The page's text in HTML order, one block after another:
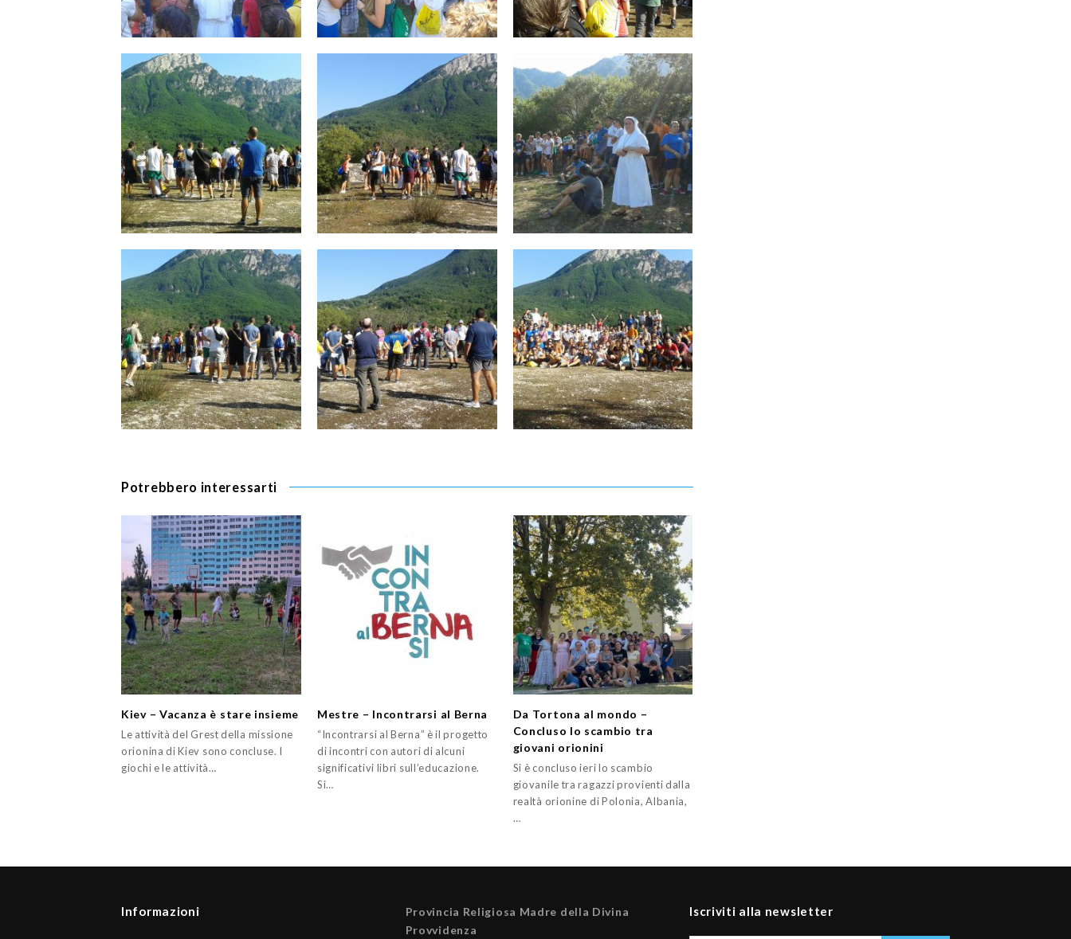
Potrebbero interessarti
Kiev – Vacanza è stare insieme
Le attività del Grest della missione
orionina di Kiev sono concluse. I
giochi e le attività…
Mestre – Incontrarsi al Berna
“Incontrarsi al Berna” è il progetto
di incontri con autori di alcuni
significativi libri sull’educazione.
Si…
Da Tortona al mondo –
Concluso lo scambio tra
giovani orionini
Si è concluso ieri lo scambio
giovanile tra ragazzi provienti dalla
realtà orionine di Polonia, Albania,
…
Informazioni
Provincia Religiosa Madre della Divina
Provvidenza
Iscriviti alla newsletter